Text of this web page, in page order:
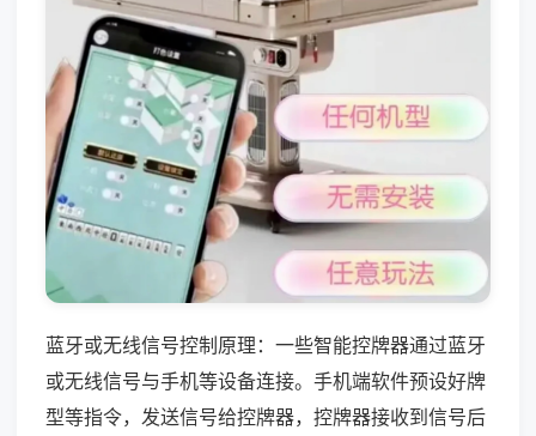
蓝牙或无线信号控制原理：一些智能控牌器通过蓝牙
或无线信号与手机等设备连接。手机端软件预设好牌
型等指令，发送信号给控牌器，控牌器接收到信号后